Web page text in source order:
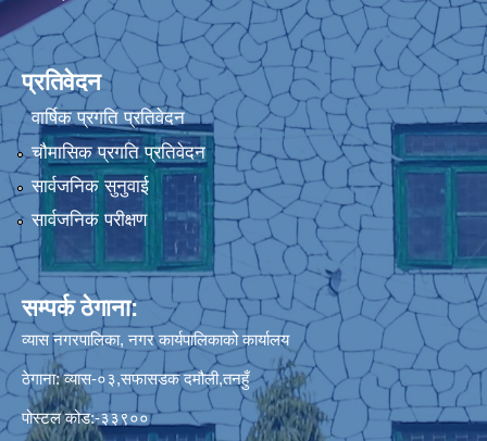
प्रतिवेदन
वार्षिक प्रगति प्रतिवेदन
चौमासिक प्रगति प्रतिवेदन
सार्वजनिक सुनुवाई
सार्वजनिक परीक्षण
सम्पर्क ठेगाना:
व्यास नगरपालिका, नगर कार्यपालिकाको कार्यालय
ठेगाना: व्यास-०३,सफासडक दमौली,तनहुँ
पोस्टल कोड:-३३९००